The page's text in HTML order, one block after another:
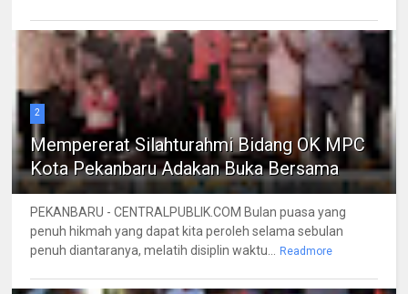
2
Mempererat Silahturahmi Bidang OK MPC
Kota Pekanbaru Adakan Buka Bersama
PEKANBARU - CENTRALPUBLIK.COM Bulan puasa yang
penuh hikmah yang dapat kita peroleh selama sebulan
penuh diantaranya, melatih disiplin waktu...
Readmore